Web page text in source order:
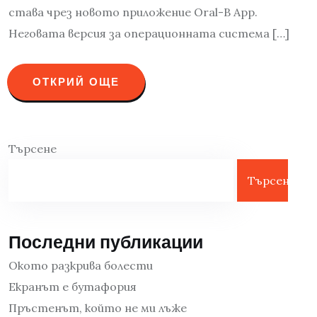
става чрез новото приложение Oral-B App.
Неговата версия за операционната система […]
ОТКРИЙ ОЩЕ
Търсене
Търсене
Последни публикации
Окото разкрива болести
Екранът е бутафория
Пръстенът, който не ми лъже